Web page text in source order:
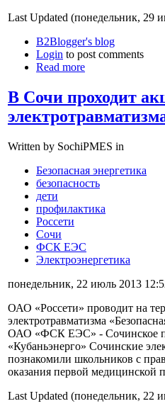
Last Updated (понедельник, 29
B2Blogger's blog
Login to post comments
Read more
В Сочи проходит
Written by SochiPMES in
Безопасная энергетика
безопасность
дети
профилактика
Россети
Сочи
ФСК ЕЭС
Электроэнергетика
понедельник, 22 июль 2013
ОАО «Россети» проводит на
электротравматизма
ОАО «ФСК ЕЭС» - Сочинское
«Кубаньэнерго» Сочинские
познакомили школьников с
оказания первой медицинской
Last Updated (понедельник, 22